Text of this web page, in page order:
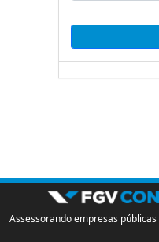
Assessorando empresas